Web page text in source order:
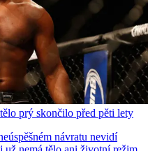
prý skončilo před pěti lety
návratu nevidí